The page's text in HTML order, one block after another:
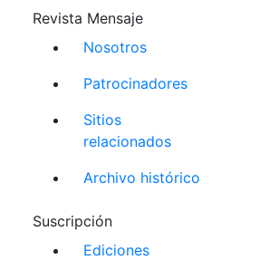
Revista Mensaje
Nosotros
Patrocinadores
Sitios
relacionados
Archivo histórico
Suscripción
Ediciones